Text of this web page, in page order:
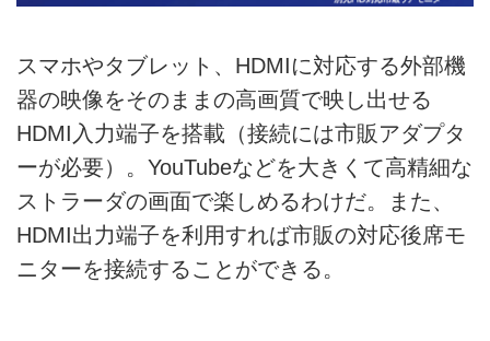
スマホやタブレット、HDMIに対応する外部機
器の映像をそのままの高画質で映し出せる
HDMI入力端子を搭載（接続には市販アダプタ
ーが必要）。YouTubeなどを大きくて高精細な
ストラーダの画面で楽しめるわけだ。また、
HDMI出力端子を利用すれば市販の対応後席モ
ニターを接続することができる。